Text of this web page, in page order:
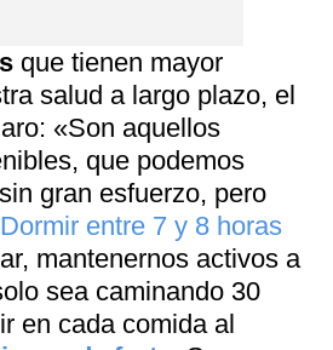
que tienen mayor
salud a largo plazo, el
«Son aquellos
que podemos
gran esfuerzo, pero
Dormir entre 7 y 8 horas
mantenernos activos a
sea caminando 30
en cada comida al